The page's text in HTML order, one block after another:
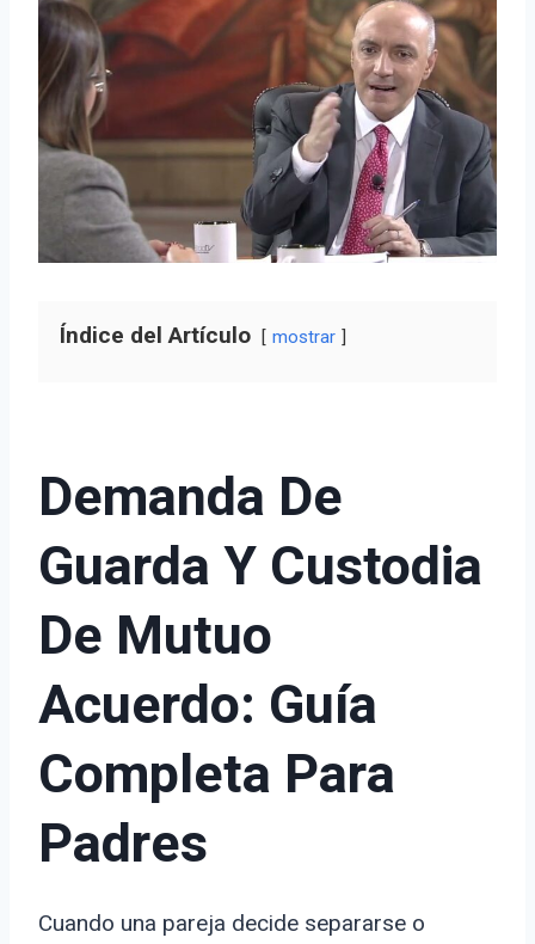
Índice del Artículo mostrar
Demanda De
Guarda Y Custodia
De Mutuo
Acuerdo: Guía
Completa Para
Padres
Cuando una pareja decide separarse o